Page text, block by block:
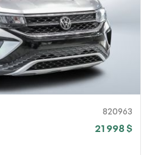
820963
21 998 $